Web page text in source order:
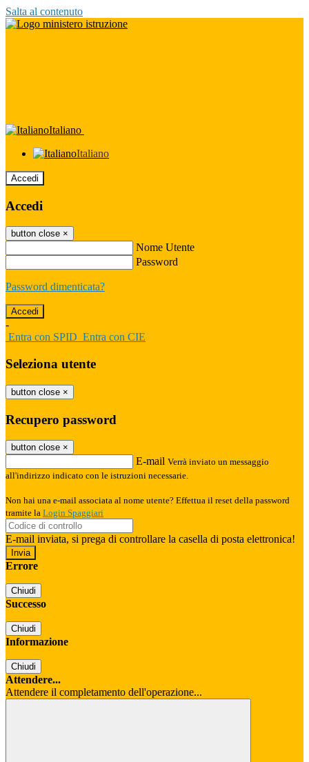
Salta al contenuto
Italiano
Italiano
Accedi
Accedi
button close ×
Nome Utente
Password
Password dimenticata?
-
Entra con SPID Entra con CIE
Seleziona utente
button close ×
Recupero password
button close ×
E-mail Verrà inviato un messaggio
all'indirizzo indicato con le istruzioni necessarie.
Non hai una e-mail associata al nome utente? Effettua il reset della password
tramite la Login Spaggiari
E-mail inviata, si prega di controllare la casella di posta elettronica!
Errore
Chiudi
Successo
Chiudi
Informazione
Chiudi
Attendere...
Attendere il completamento dell'operazione...